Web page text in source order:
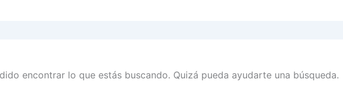
encontrar lo que estás buscando. Quizá pueda ayudarte una búsqueda.